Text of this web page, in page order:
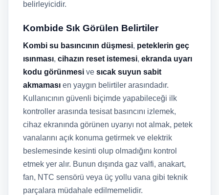
belirleyicidir.
Kombide Sık Görülen Belirtiler
Kombi su basıncının düşmesi, peteklerin geç
ısınması, cihazın reset istemesi, ekranda uyarı
kodu görünmesi ve sıcak suyun sabit
akmaması en yaygın belirtiler arasındadır.
Kullanıcının güvenli biçimde yapabileceği ilk
kontroller arasında tesisat basıncını izlemek,
cihaz ekranında görünen uyarıyı not almak, petek
vanalarını açık konuma getirmek ve elektrik
beslemesinde kesinti olup olmadığını kontrol
etmek yer alır. Bunun dışında gaz valfi, anakart,
fan, NTC sensörü veya üç yollu vana gibi teknik
parçalara müdahale edilmemelidir.